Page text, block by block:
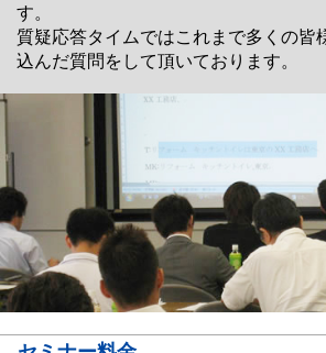
す。
質疑応答タイムではこれまで多くの皆
込んだ質問をして頂いております。